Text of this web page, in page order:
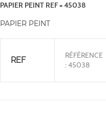
PAPIER PEINT REF = 45038
PAPIER PEINT
REF
RÉFÉRENCE
: 45038